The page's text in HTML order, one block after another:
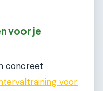
voor je
concreet
voor